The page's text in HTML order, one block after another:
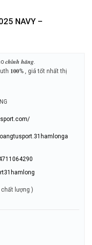
NAVY –
𝒄𝒉𝒊́𝒏𝒉 𝒉𝒂̃𝒏𝒈.
𝟏𝟎𝟎% , giá tốt nhất thị
lượng )